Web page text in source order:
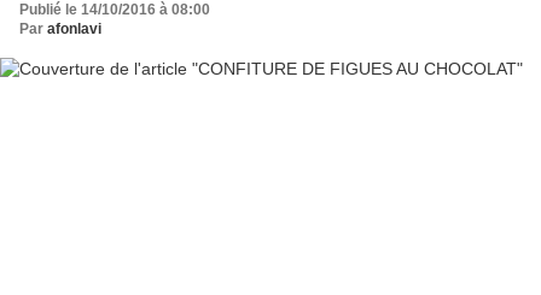
Publié le 14/10/2016 à 08:00
Par afonlavi